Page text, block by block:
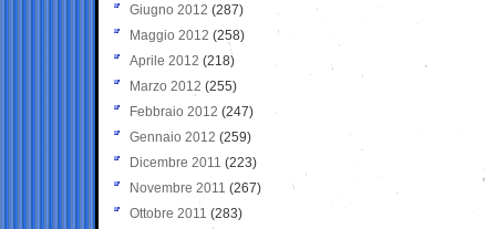
Giugno 2012 (287)
Maggio 2012 (258)
Aprile 2012 (218)
Marzo 2012 (255)
Febbraio 2012 (247)
Gennaio 2012 (259)
Dicembre 2011 (223)
Novembre 2011 (267)
Ottobre 2011 (283)